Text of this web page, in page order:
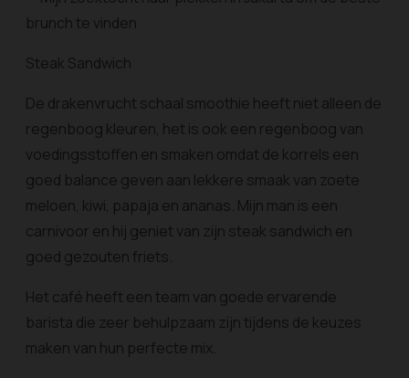
Steak Sandwich
De drakenvrucht schaal smoothie heeft niet alleen de
regenboog kleuren, het is ook een regenboog van
voedingsstoffen en smaken omdat de korrels een
goed balance geven aan lekkere smaak van zoete
meloen, kiwi, papaja en ananas. Mijn man is een
carnivoor en hij geniet van zijn steak sandwich en
goed gezouten friets.
Het café heeft een team van goede ervarende
barista die zeer behulpzaam zijn tijdens de keuzes
maken van hun perfecte mix.